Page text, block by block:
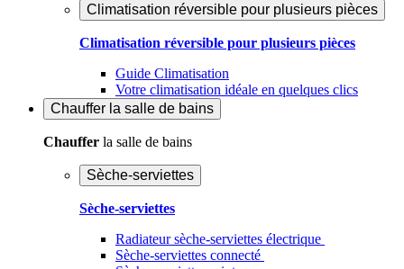
Climatisation réversible pour plusieurs pièces
Climatisation réversible pour plusieurs pièces
Guide Climatisation
Votre climatisation idéale en quelques clics
Chauffer la salle de bains
Chauffer la salle de bains
Sèche-serviettes
Sèche-serviettes
Radiateur sèche-serviettes électrique
Sèche-serviettes connecté